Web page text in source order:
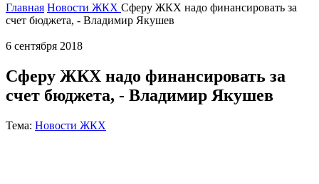
Главная Новости ЖКХ Сферу ЖКХ надо финансировать за
счет бюджета, - Владимир Якушев
6 сентября 2018
Сферу ЖКХ надо финансировать за
счет бюджета, - Владимир Якушев
Тема: Новости ЖКХ